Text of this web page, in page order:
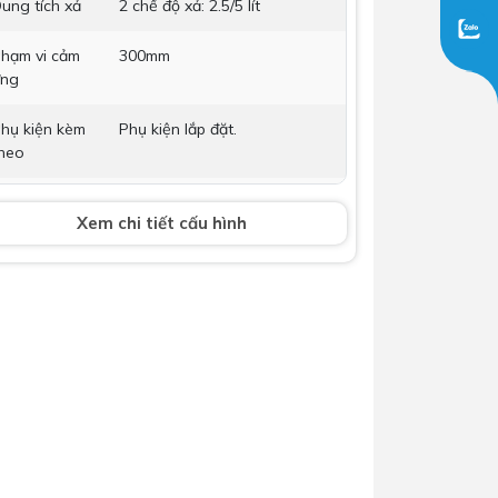
Lavabo Lộc Nghi Cần Thơ –
tích xả 2 chế độ xả: 2.5/5 lít
vi cảm
300mm
kiện kèm
Phụ kiện lắp đặt.
DC 3V (02 Pin 1.5 V)
suất nước 0.07 MPa ~ 0.75 MPa
Xem chi tiết cấu hình